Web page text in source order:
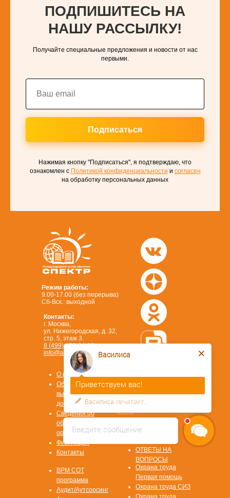
ПОДПИШИТЕСЬ НА
НАШУ РАССЫЛКУ!
Получайте специальные предложения и новости от нас
первыми.
Подписаться
Нажимая кнопку "Подписаться", я подтверждаю, что
ознакомлен с Политикой конфиденциальности и согласен
на обработку персональных данных
Режим работы:
9.00-17.00 (без перерыва)
Сб-Вск.: выходной
8 (930) 932 50 08
Контакты:
г. Москва,
ул. Нижегородская, д. 32,
стр. 5, этаж 3.
8 (499) 450-84-33
info@ano-spektr.ru
Стать
ОТВЕТЫ НА
ВОПРОСЫ
ВРМ СОТ
программа
Аудит/Аутсорсинг
Охрана труда
Первая помощь
Охрана труда СИЗ
Охрана труда
О компании
Образцы
выдаваемых
документов
Сведения об
образовательной
организации
Физ. лицам
Контакты
Введите сообщение
Василиса
Приветствуем вас!
Василиса печатает...